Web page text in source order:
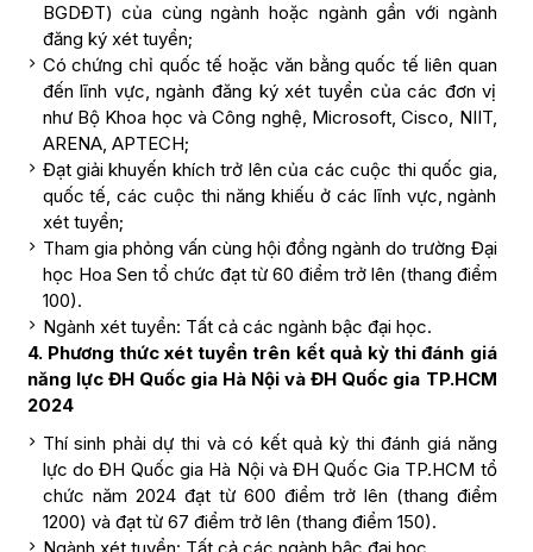
BGDĐT) của cùng ngành hoặc ngành gần với ngành
đăng ký xét tuyển;
Có chứng chỉ quốc tế hoặc văn bằng quốc tế liên quan
đến lĩnh vực, ngành đăng ký xét tuyển của các đơn vị
như Bộ Khoa học và Công nghệ, Microsoft, Cisco, NIIT,
ARENA, APTECH;
Đạt giải khuyến khích trở lên của các cuộc thi quốc gia,
quốc tế, các cuộc thi năng khiếu ở các lĩnh vực, ngành
xét tuyển;
Tham gia phỏng vấn cùng hội đồng ngành do trường Đại
học Hoa Sen tổ chức đạt từ 60 điểm trở lên (thang điểm
100).
Ngành xét tuyển: Tất cả các ngành bậc đại học.
4. Phương thức xét tuyển trên kết quả kỳ thi đánh giá
năng lực ĐH Quốc gia Hà Nội và ĐH Quốc gia TP.HCM
2024
Thí sinh phải dự thi và có kết quả kỳ thi đánh giá năng
lực do ĐH Quốc gia Hà Nội và ĐH Quốc Gia TP.HCM tổ
chức năm 2024 đạt từ 600 điểm trở lên (thang điểm
1200) và đạt từ 67 điểm trở lên (thang điểm 150).